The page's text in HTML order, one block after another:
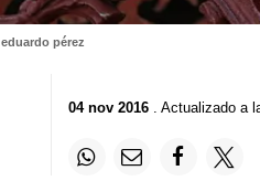
eduardo pérez
04 nov 2016. Actualizado a